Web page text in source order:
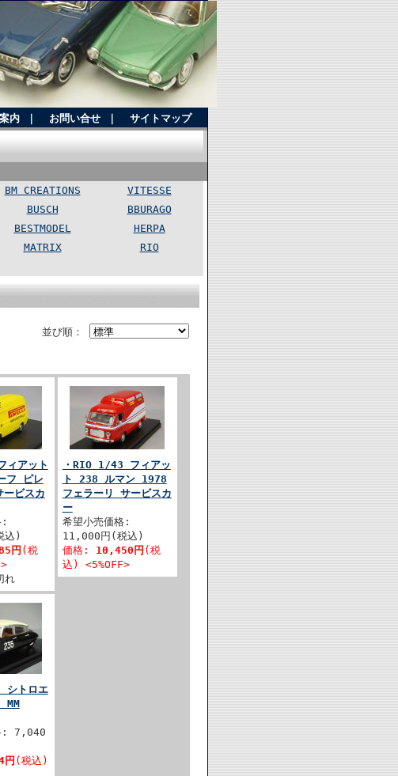
内 お問い合せ サイトマップ
BM CREATIONS
VITESSE
BUSCH
BBURAGO
BESTMODEL
HERPA
MATRIX
RIO
並び順：
アット
フ ピレ
ビスカ
:
込)
円 (税
れ
・RIO 1/43 フィアッ
ト 238 ルマン 1978
フェラーリ サービスカ
ー
希望小売価格:
11,000円(税込)
価格: 10,450円 (税
込) <5%OFF>
シトロエ
: 7,040
円 (税込)